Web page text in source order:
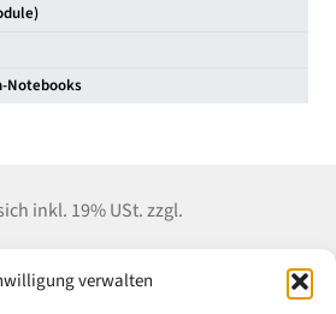
verwalten
Notebooks
inkl. 19% USt. zzgl.
Shop Service Informationen